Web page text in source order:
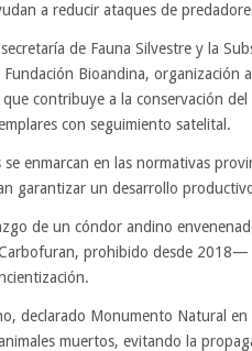
a reducir ataques de
de Fauna Silvestre y la
Bioandina, organización
contribuye a la conservación
con seguimiento satelital.
se enmarcan en las normativas
garantizar un desarrollo
de un cóndor andino
prohibido desde 2018—
declarado Monumento Natural
muertos, evitando la